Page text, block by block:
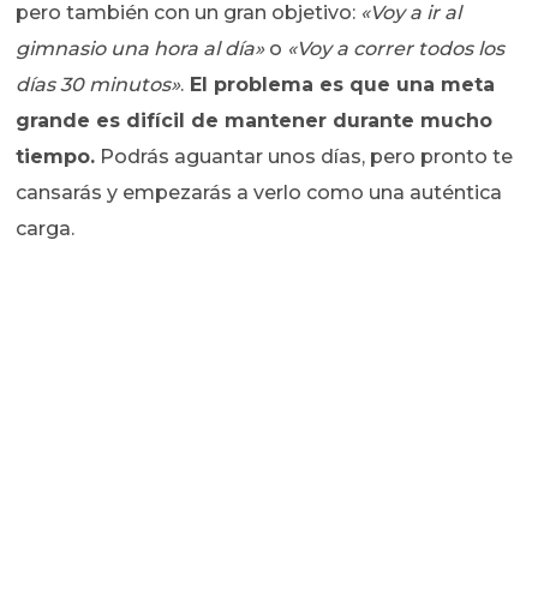
pero también con un gran objetivo: «Voy a ir al
gimnasio una hora al día»o «Voy a correr todos los
días 30 minutos». El problema es que una meta
grande es difícil de mantener durante mucho
tiempo. Podrás aguantar unos días, pero pronto te
cansarás y empezarás a verlo como una auténtica
carga.